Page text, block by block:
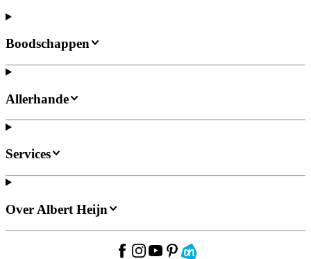
Boodschappen
Allerhande
Services
Over Albert Heijn